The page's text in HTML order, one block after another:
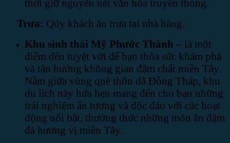
thời giữ nguyên nét văn hóa truyền thống.
Trưa: Qúy khách ăn trưa tại nhà hàng.
Khu sinh thái Mỹ Phước Thành – là một
điểm đến tuyệt vời để bạn thỏa sức khám phá
và tận hưởng không gian đậm chất miền Tây.
Nằm giữa vùng quê thôn dã Đồng Tháp, khu
du lịch này hứa hẹn mang đến cho bạn những
trải nghiệm ấn tượng và độc đáo với các hoạt
động nổi bật, thưởng thức những món ăn đậm
đà hương vị miền Tây.